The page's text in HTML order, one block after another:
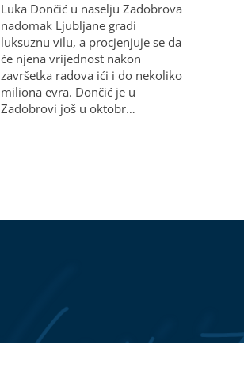
Luka Dončić u naselju Zadobrova
nadomak Ljubljane gradi
luksuznu vilu, a procjenjuje se da
će njena vrijednost nakon
završetka radova ići i do nekoliko
miliona evra. Dončić je u
Zadobrovi još u oktobr…